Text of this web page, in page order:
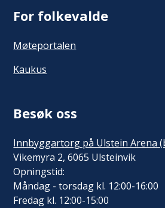
For folkevalde
Møteportalen
Kaukus
Besøk oss
Innbyggartorg på Ulstein Arena
Vikemyra 2, 6065 Ulsteinvik
Opningstid:
Måndag - torsdag kl. 12:00-16:00
Fredag kl. 12:00-15:00